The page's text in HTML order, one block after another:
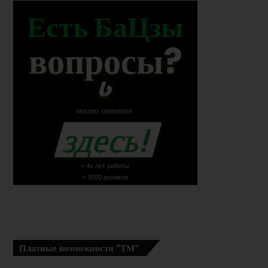
Есть БаЦзы
вопросы?
место ответов
здесь!
> 3000 роликов
> 4х лет работы
Платные возможности “ТМ”